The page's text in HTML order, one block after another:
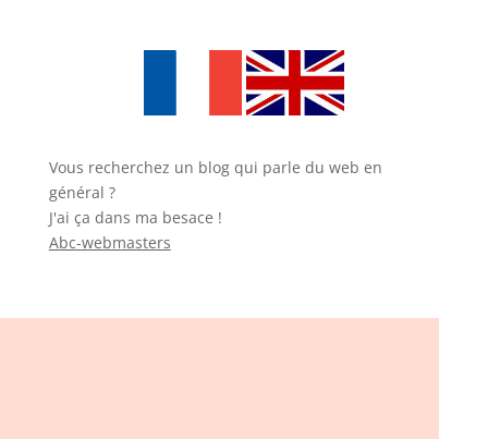
Vous recherchez un blog qui parle du web en
général ?
J'ai ça dans ma besace !
Abc-webmasters